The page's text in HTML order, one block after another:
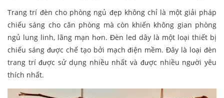
Trang trí đèn cho phòng ngủ đẹp không chỉ là một giải pháp
chiếu sáng cho căn phòng mà còn khiến không gian phòng
ngủ lung linh, lãng mạn hơn. Đèn led dây là một loại thiết bị
chiếu sáng được chế tạo bởi mạch điện mềm. Đây là loại đèn
trang trí được sử dụng nhiều nhất và được nhiều người yêu
thích nhất.